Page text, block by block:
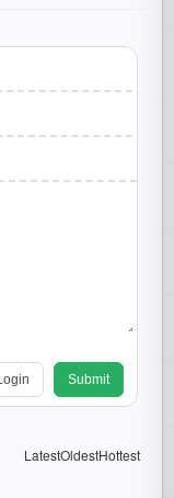
Submit
LatestOldestHottest